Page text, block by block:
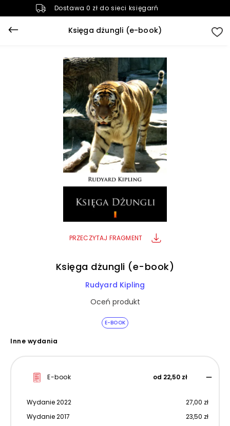
Dostawa 0 zł do sieci księgarń
Księga dżungli (e-book)
PRZECZYTAJ FRAGMENT
E-BOOK
Księga dżungli (e-book)
Rudyard Kipling
Oceń produkt
Inne wydania
E-book od 22,50 zł
Wydanie 2022
27,00 zł
Wydanie 2017
23,50 zł